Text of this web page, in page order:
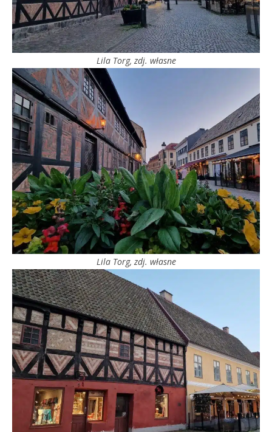
Lila Torg, zdj. własne
Lila Torg, zdj. własne